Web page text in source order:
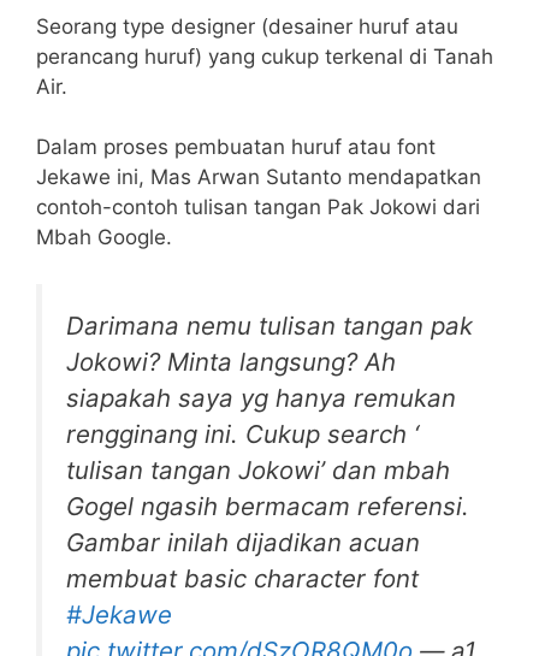
Seorang type designer (desainer huruf atau
perancang huruf) yang cukup terkenal di Tanah
Air.
Dalam proses pembuatan huruf atau font
Jekawe ini, Mas Arwan Sutanto mendapatkan
contoh-contoh tulisan tangan Pak Jokowi dari
Mbah Google.
Darimana nemu tulisan tangan pak
Jokowi? Minta langsung? Ah
siapakah saya yg hanya remukan
rengginang ini. Cukup search ‘
tulisan tangan Jokowi’ dan mbah
Gogel ngasih bermacam referensi.
Gambar inilah dijadikan acuan
membuat basic character font
#Jekawe